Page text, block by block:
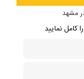
مشهد
نمایید